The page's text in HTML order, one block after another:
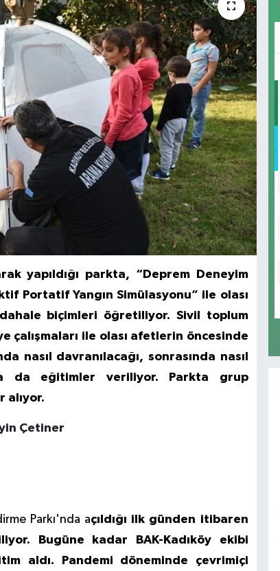
yapıldığı parkta, “Deprem Deneyim
Portatif Yangın Simülasyonu” ile olası
biçimleri öğretiliyor. Sivil toplum
çalışmaları ile olası afetlerin öncesinde
nasıl davranılacağı, sonrasında nasıl
da eğitimler veriliyor. Parkta grup
alıyor.
Çetiner
Parkı'nda açıldığı ilk günden itibaren
Bugüne kadar BAK-Kadıköy ekibi
aldı. Pandemi döneminde çevrimiçi